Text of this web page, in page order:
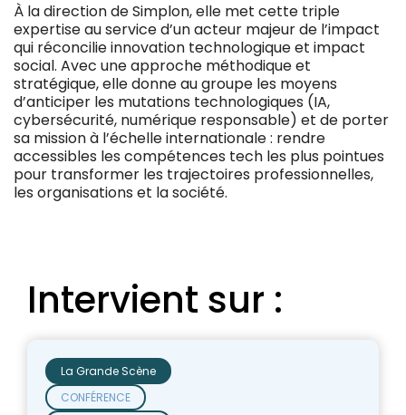
À la direction de Simplon, elle met cette triple
expertise au service d’un acteur majeur de l’impact
qui réconcilie innovation technologique et impact
social. Avec une approche méthodique et
stratégique, elle donne au groupe les moyens
d’anticiper les mutations technologiques (IA,
cybersécurité, numérique responsable) et de porter
sa mission à l’échelle internationale : rendre
accessibles les compétences tech les plus pointues
pour transformer les trajectoires professionnelles,
les organisations et la société.
Intervient sur :
CONFÉRENCE
La Grande Scène